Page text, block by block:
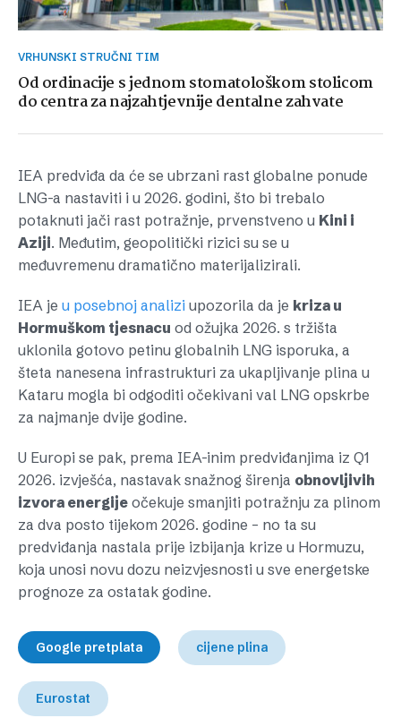
VRHUNSKI STRUČNI TIM
Od ordinacije s jednom stomatološkom stolicom
do centra za najzahtjevnije dentalne zahvate
IEA predviđa da će se ubrzani rast globalne ponude
LNG-a nastaviti i u 2026. godini, što bi trebalo
potaknuti jači rast potražnje, prvenstveno u Kini i
Aziji. Međutim, geopolitički rizici su se u
međuvremenu dramatično materijalizirali.
IEA je u posebnoj analizi upozorila da je kriza u
Hormuškom tjesnacu od ožujka 2026. s tržišta
uklonila gotovo petinu globalnih LNG isporuka, a
šteta nanesena infrastrukturi za ukapljivanje plina u
Kataru mogla bi odgoditi očekivani val LNG opskrbe
za najmanje dvije godine.
U Europi se pak, prema IEA-inim predviđanjima iz Q1
2026. izvješća, nastavak snažnog širenja obnovljivih
izvora energije očekuje smanjiti potražnju za plinom
za dva posto tijekom 2026. godine – no ta su
predviđanja nastala prije izbijanja krize u Hormuzu,
koja unosi novu dozu neizvjesnosti u sve energetske
prognoze za ostatak godine.
Google pretplata cijene plina
Eurostat